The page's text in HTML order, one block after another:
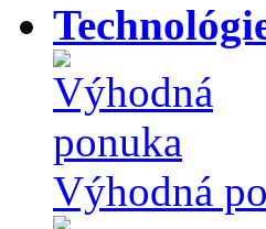
Výhodná